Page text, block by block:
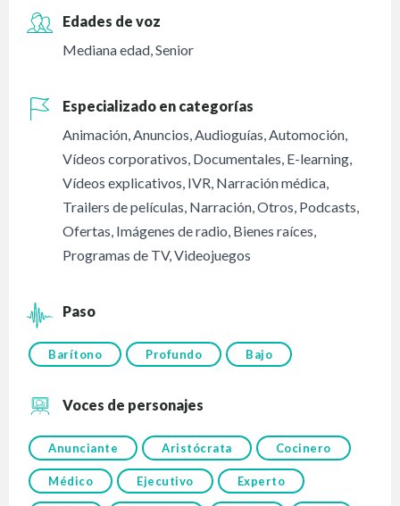
Edades de voz
Mediana edad,Senior
Especializado en categorías
Animación,Anuncios,Audioguías,Automoción,
Vídeos corporativos, Documentales, E-learning,
Vídeos explicativos, IVR, Narración médica,
Trailers de películas, Narración,Otros, Podcasts,
Ofertas, Imágenes de radio, Bienes raíces,
Programas de TV,Videojuegos
Paso
Barítono Profundo Bajo
Voces de personajes
Anunciante Aristócrata Cocinero
Médico Ejecutivo Experto